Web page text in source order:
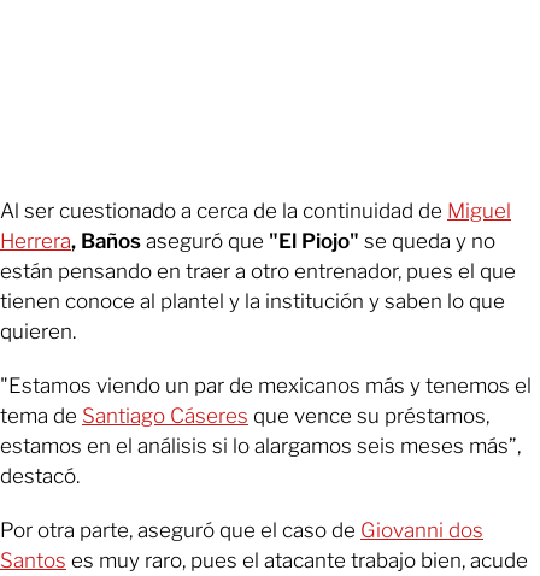
Al ser cuestionado a cerca de la continuidad de Miguel
Herrera, Baños aseguró que "El Piojo" se queda y no
están pensando en traer a otro entrenador, pues el que
tienen conoce al plantel y la institución y saben lo que
quieren.
"Estamos viendo un par de mexicanos más y tenemos el
tema de Santiago Cáseres que vence su préstamos,
estamos en el análisis si lo alargamos seis meses más”,
destacó.
Por otra parte, aseguró que el caso de Giovanni dos
Santos es muy raro, pues el atacante trabajo bien, acude